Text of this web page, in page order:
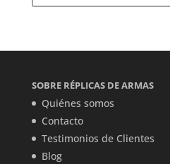
SOBRE RÉPLICAS DE ARMAS
Quiénes somos
Contacto
Testimonios de Clientes
Blog